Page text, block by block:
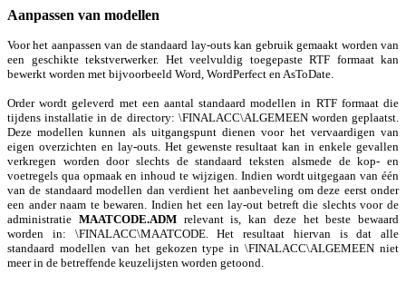
Aanpassen van modellen
Voor het aanpassen van de standaard lay-outs kan gebruik gemaakt worden van
een geschikte tekstverwerker. Het veelvuldig toegepaste RTF formaat kan
bewerkt worden met bijvoorbeeld Word, WordPerfect en AsToDate.
Order wordt geleverd met een aantal standaard modellen in RTF formaat die
tijdens installatie in de directory: \FINALACC\ALGEMEEN worden geplaatst.
Deze modellen kunnen als uitgangspunt dienen voor het vervaardigen van
eigen overzichten en lay-outs. Het gewenste resultaat kan in enkele gevallen
verkregen worden door slechts de standaard teksten alsmede de kop- en
voetregels qua opmaak en inhoud te wijzigen. Indien wordt uitgegaan van één
van de standaard modellen dan verdient het aanbeveling om deze eerst onder
een ander naam te bewaren. Indien het een lay-out betreft die slechts voor de
administratie MAATCODE.ADM relevant is, kan deze het beste bewaard
worden in: \FINALACC\MAATCODE. Het resultaat hiervan is dat alle
standaard modellen van het gekozen type in \FINALACC\ALGEMEEN niet
meer in de betreffende keuzelijsten worden getoond.